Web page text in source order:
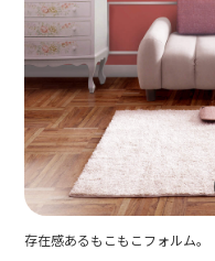
存在感あるもこもこフォルム。